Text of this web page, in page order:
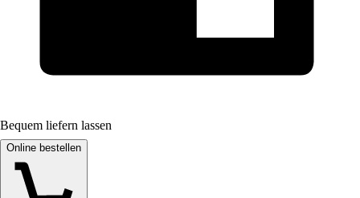
Bequem liefern lassen
Online bestellen